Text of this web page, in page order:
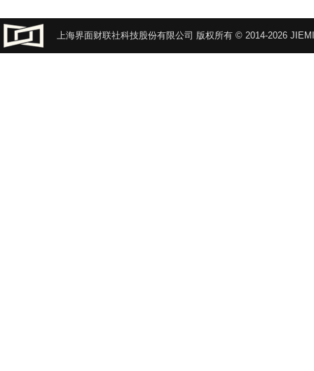
上海界面财联社科技股份有限公司 版权所有 © 2014-2026